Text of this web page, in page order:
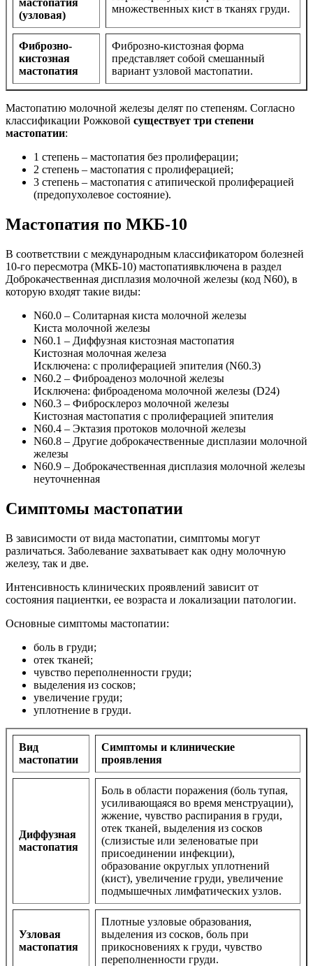
мастопатия
(узловая)
множественных кист в тканях груди.
Фиброзно-
кистозная
мастопатия
Фиброзно-кистозная форма
представляет собой смешанный
вариант узловой мастопатии.
Мастопатию молочной железы делят по степеням. Согласно
классификации Рожковой существует три степени
мастопатии:
1 степень – мастопатия без пролиферации;
2 степень – мастопатия с пролиферацией;
3 степень – мастопатия с атипической пролиферацией
(предопухолевое состояние).
Мастопатия по МКБ-10
В соответствии с международным классификатором болезней
10-го пересмотра (МКБ-10) мастопатиявключена в раздел
Доброкачественная дисплазия молочной железы (код N60), в
которую входят такие виды:
N60.0 – Солитарная киста молочной железы
Киста молочной железы
N60.1 – Диффузная кистозная мастопатия
Кистозная молочная железа
Исключена: с пролиферацией эпителия (N60.3)
N60.2 – Фиброаденоз молочной железы
Исключена: фиброаденома молочной железы (D24)
N60.3 – Фибросклероз молочной железы
Кистозная мастопатия с пролиферацией эпителия
N60.4 – Эктазия протоков молочной железы
N60.8 – Другие доброкачественные дисплазии молочной
железы
N60.9 – Доброкачественная дисплазия молочной железы
неуточненная
Симптомы мастопатии
В зависимости от вида мастопатии, симптомы могут
различаться. Заболевание захватывает как одну молочную
железу, так и две.
Интенсивность клинических проявлений зависит от
состояния пациентки, ее возраста и локализации патологии.
Основные симптомы мастопатии:
боль в груди;
отек тканей;
чувство переполненности груди;
выделения из сосков;
увеличение груди;
уплотнение в груди.
Вид
мастопатии
Симптомы и клинические
проявления
Диффузная
мастопатия
Боль в области поражения (боль тупая,
усиливающаяся во время менструации),
жжение, чувство распирания в груди,
отек тканей, выделения из сосков
(слизистые или зеленоватые при
присоединении инфекции),
образование округлых уплотнений
(кист), увеличение груди, увеличение
подмышечных лимфатических узлов.
Узловая
мастопатия
Плотные узловые образования,
выделения из сосков, боль при
прикосновениях к груди, чувство
переполненности груди.